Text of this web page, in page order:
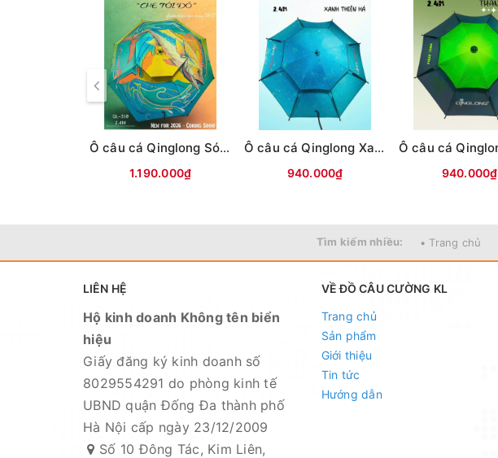
Ô câu cá Qinglong Sóng nhiệt Đới
1.190.000₫
Ô câu cá Qinglong Xanh Thiên Hà
940.000₫ 940.000₫
Tìm kiếm nhiều: • Trang chủ
LIÊN HỆ
Hộ kinh doanh Không tên biển
hiệu
Giấy đăng ký kinh doanh số
8029554291 do phòng kinh tế
UBND quận Đống Đa thành phố
Hà Nội cấp ngày 23/12/2009
Số 10 Đông Tác, Kim Liên,
VỀ ĐỒ CÂU CƯỜNG KL
Trang chủ
Sản phẩm
Giới thiệu
Tin tức
Hướng dẫn